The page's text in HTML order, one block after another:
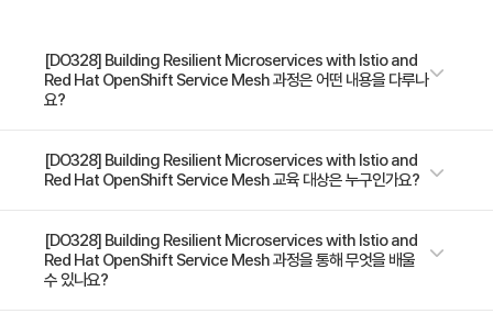
[DO328] Building Resilient Microservices with Istio and
Red Hat OpenShift Service Mesh 과정은 어떤 내용을 다루나
요?
Red Hat OpenShift Service Mesh를 통해 마이크로서비스 제어, 관리,
추적, 모니터링, 테스트 Building Resilient Microservices with Istio and
OpenShift® Service Mesh의 설치, 서비스 모니터링, 서비스 관리, 서비
스 복구를 학습합니다. Openshift가 개발한 엔터프라이즈 수준의 멀티테넌
트 플랫폼에서는 효율적이고 반복하기 쉬운 방식으로 마이크로서비스 애플
[DO328] Building Resilient Microservices with Istio and
Red Hat OpenShift Service Mesh 교육 대상은 누구인가요?
이 교육 과정은 마이크로서비스 애플리케이션을 배포하고 스케일하려는 개
발자를 대상으로 합니다. 전제 조건 - Red Hat Application
Development II: Implementing Microservice Architectures(DO283)
[DO328] Building Resilient Microservices with Istio and
Red Hat OpenShift Service Mesh 과정을 통해 무엇을 배울
수 있나요?